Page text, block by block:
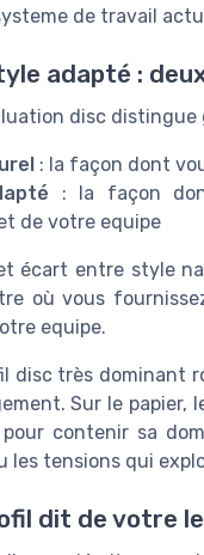
de travail
adapté :
disc
: la façon dont
: la façon
de votre equipe
écart entre style
où vous
equipe.
disc très dominant
Sur le papier,
pour contenir sa
les tensions qui
dit de votre